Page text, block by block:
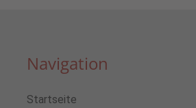
Navigation
Startseite